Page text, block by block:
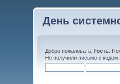
День
Добро пожаловать,Гость .
Не получилиписьмо с кодом